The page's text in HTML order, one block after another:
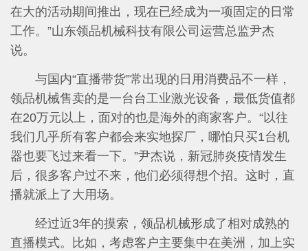
在大的活动期间推出，现在已经成为一项固定的日常
工作。”山东领品机械科技有限公司运营总监尹杰
说。
与国内“直播带货”常出现的日用消费品不一样，
领品机械售卖的是一台台工业激光设备，最低货值都
在20万元以上，面对的也是海外的商家客户。“以往
我们几乎所有客户都会来实地探厂，哪怕只买1台机
器也要飞过来看一下。”尹杰说，新冠肺炎疫情发生
后，很多客户过不来，他们必须得想个招。这时，直
播就派上了大用场。
经过近3年的摸索，领品机械形成了相对成熟的
直播模式。比如，考虑客户主要集中在美洲，加上实